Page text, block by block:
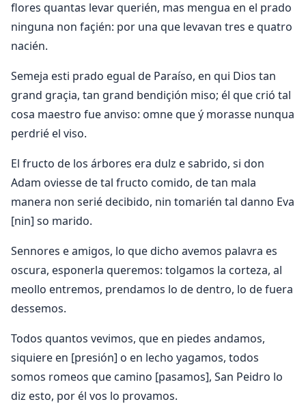
flores quantas levar querién, mas mengua en el prado
ninguna non façién: por una que levavan tres e quatro
nacién.
Semeja esti prado egual de Paraíso, en qui Dios tan
grand graçia, tan grand bendiçión miso; él que crió tal
cosa maestro fue anviso: omne que ý morasse nunqua
perdrié el viso.
El fructo de los árbores era dulz e sabrido, si don
Adam oviesse de tal fructo comido, de tan mala
manera non serié decibido, nin tomarién tal danno Eva
[nin] so marido.
Sennores e amigos, lo que dicho avemos palavra es
oscura, esponerla queremos: tolgamos la corteza, al
meollo entremos, prendamos lo de dentro, lo de fuera
dessemos.
Todos quantos vevimos, que en piedes andamos,
siquiere en [presión] o en lecho yagamos, todos
somos romeos que camino [pasamos], San Peidro lo
diz esto, por él vos lo provamos.